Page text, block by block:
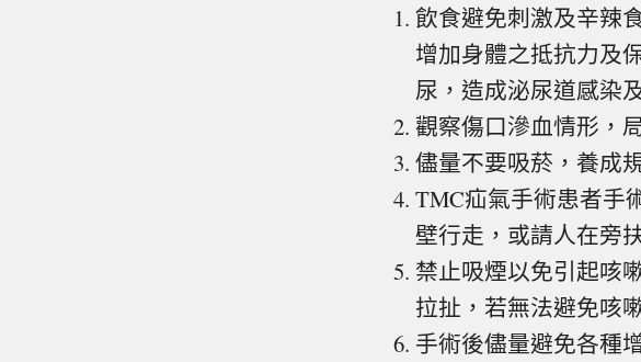
飲食避免刺激及辛辣
增加身體之抵抗力及
尿，造成泌尿道感染
觀察傷口滲血情形，
儘量不要吸菸，養成
TMC疝氣手術患者手
壁行走，或請人在旁
禁止吸煙以免引起咳
拉扯，若無法避免咳
手術後儘量避免各種